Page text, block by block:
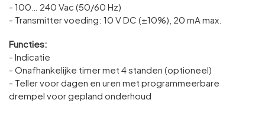
- 100… 240 Vac (50/60 Hz)
- Transmitter voeding: 10 V DC (±10%), 20 mA max.
Functies:
- Indicatie
- Onafhankelijke timer met 4 standen (optioneel)
- Teller voor dagen en uren met programmeerbare
drempel voor gepland onderhoud